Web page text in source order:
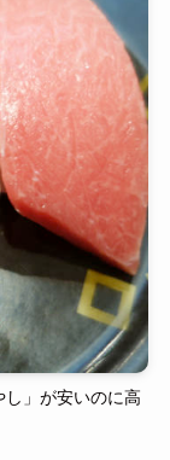
」が安いのに高